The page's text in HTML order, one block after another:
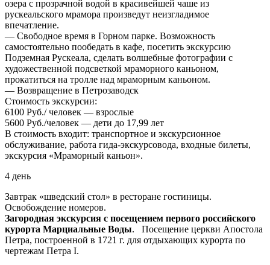
озера с прозрачной водой в красивейшей чаше из
рускеальского мрамора произведут неизгладимое
впечатление.
— Свободное время в Горном парке. Возможность
самостоятельно пообедать в кафе, посетить экскурсию
Подземная Рускеала, сделать волшебные фотографии с
художественной подсветкой мраморного каньоном,
прокатиться на тролле над мраморным каньоном.
— Возвращение в Петрозаводск
Стоимость экскурсии:
6100 Руб./ человек — взрослые
5600 Руб./человек — дети до 17,99 лет
В стоимость входит: транспортное и экскурсионное
обслуживание, работа гида-экскурсовода, входные билеты,
экскурсия «Мраморный каньон».
4 день
Завтрак «шведский стол» в ресторане гостиницы.
Освобождение номеров.
Загородная экскурсия с посещением первого российского
курорта Марциальные Воды. Посещение церкви Апостола
Петра, построенной в 1721 г. для отдыхающих курорта по
чертежам Петра I.